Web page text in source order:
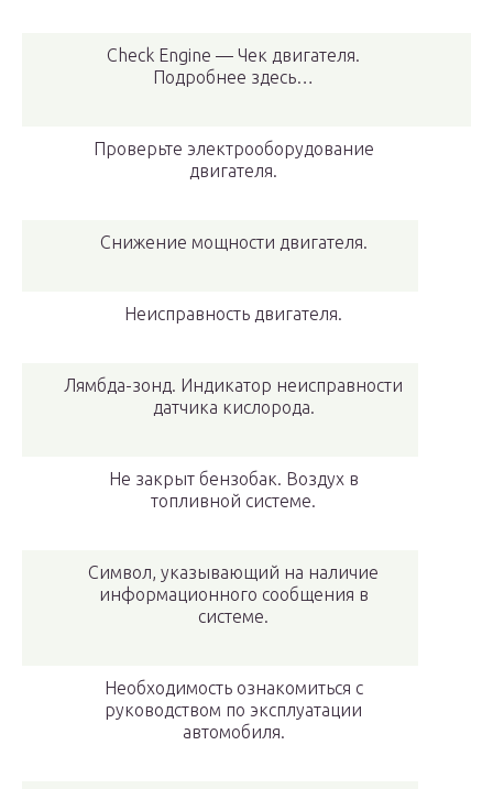
Check Engine — Чек двигателя.
Подробнее здесь…
Проверьте электрооборудование
двигателя.
Снижение мощности двигателя.
Неисправность двигателя.
Лямбда-зонд. Индикатор неисправности
датчика кислорода.
Не закрыт бензобак. Воздух в
топливной системе.
Символ, указывающий на наличие
информационного сообщения в
системе.
Необходимость ознакомиться с
руководством по эксплуатации
автомобиля.